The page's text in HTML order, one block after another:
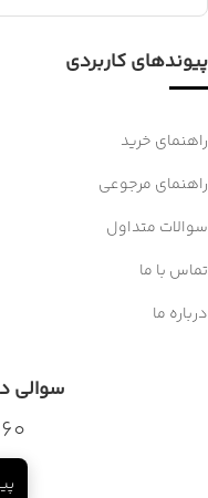
پیوندهای کاربردی
راهنمای خرید
راهنمای مرجوعی
سوالات متداول
تماس با ما
درباره ما
سوالی